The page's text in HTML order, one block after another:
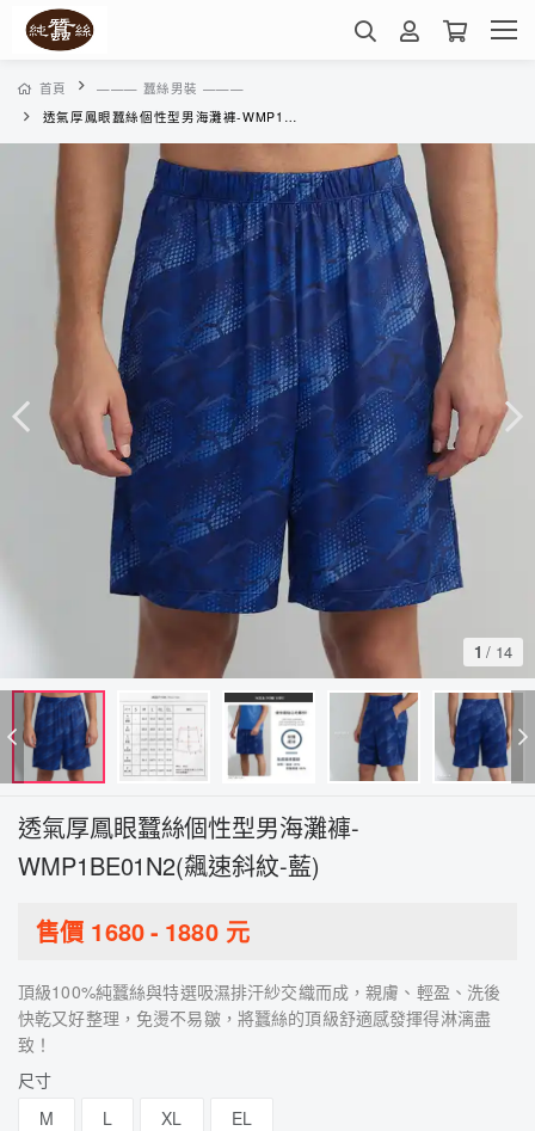
首頁
——— 蠶絲男裝 ———
透氣厚鳳眼蠶絲個性型男海灘褲-WMP1BE01N2(飆速斜紋-藍)
1 / 14
透氣厚鳳眼蠶絲個性型男海灘褲-
WMP1BE01N2(飆速斜紋-藍)
售價 1680- 1880元
頂級100%純蠶絲與特選吸濕排汗紗交織而成，親膚、輕盈、洗後
快乾又好整理，免燙不易皺，將蠶絲的頂級舒適感發揮得淋漓盡
致！
尺寸
M
L XL EL